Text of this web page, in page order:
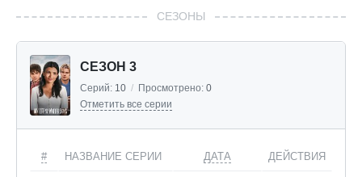
СЕЗОНЫ
СЕЗОН 3
Серий: 10 / Просмотрено: 0
Отметить все серии
# НАЗВАНИЕ СЕРИИ ДАТА ДЕЙСТВИЯ